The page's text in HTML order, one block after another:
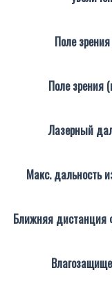
Поле
Поле зрения
Лазерный
Макс. дальность
Ближняя дистанция